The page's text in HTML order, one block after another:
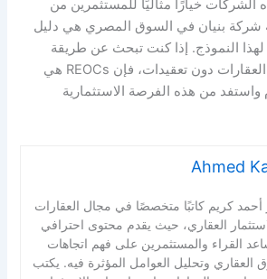
خيارًا مثاليًا للمستثمرين من
شركة بنيان في السوق المصري هي دليل
لهذا النموذج. إذا كنت تبحث عن طريقة
مبتكرة للاستثمار في العقارات دون تعقيدات، فإن REOCs هي
واستفد من هذه الفرصة الاستثمارية
Ahmed
أحمد كريم كاتبًا متخصصًا في مجال العقارات
العقاري، حيث يقدم محتوى احترافي
القراء والمستثمرين على فهم اتجاهات
العقاري وتحليل العوامل المؤثرة فيه. يكتب